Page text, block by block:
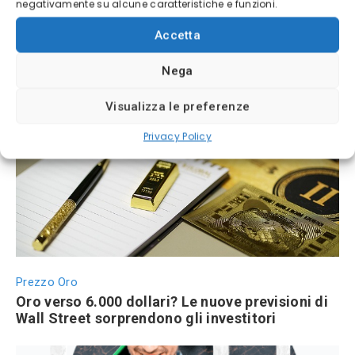
negativamente su alcune caratteristiche e funzioni.
Accetta
Nega
Visualizza le preferenze
Privacy Policy
Prezzo Oro
Oro verso 6.000 dollari? Le nuove previsioni di
Wall Street sorprendono gli investitori